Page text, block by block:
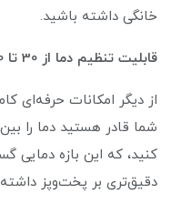
خانگی داشته باشید.
قابلیت تنظیم دما از 30 تا 250 درجه
کنید، که این بازه دمایی
دقیق‌تری بر پخت‌وپز